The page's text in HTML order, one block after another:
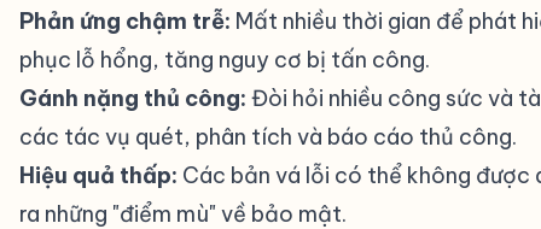
Phản ứng chậm trễ: Mất nhiều thời gian để phát
phục lỗ hổng, tăng nguy cơ bị tấn công.
Gánh nặng thủ công: Đòi hỏi nhiều công sức và
các tác vụ quét, phân tích và báo cáo thủ công.
Hiệu quả thấp: Các bản vá lỗi có thể không
ra những "điểm mù" về bảo mật.